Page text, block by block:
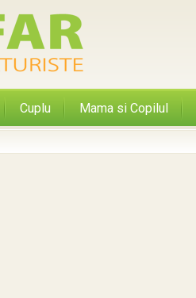
Cuplu Mama si Copilul